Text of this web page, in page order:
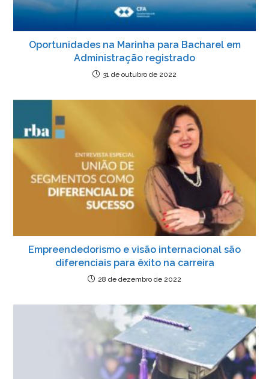
Oportunidades na Marinha para Bacharel em
Administração registrado
31 de outubro de 2022
Empreendedorismo e visão internacional são
diferenciais para êxito na carreira
28 de dezembro de 2022